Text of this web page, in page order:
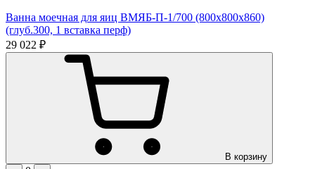
Ванна моечная для яиц ВМЯБ-П-1/700 (800х800х860)
(глуб.300, 1 вставка перф)
29 022 ₽
В корзину